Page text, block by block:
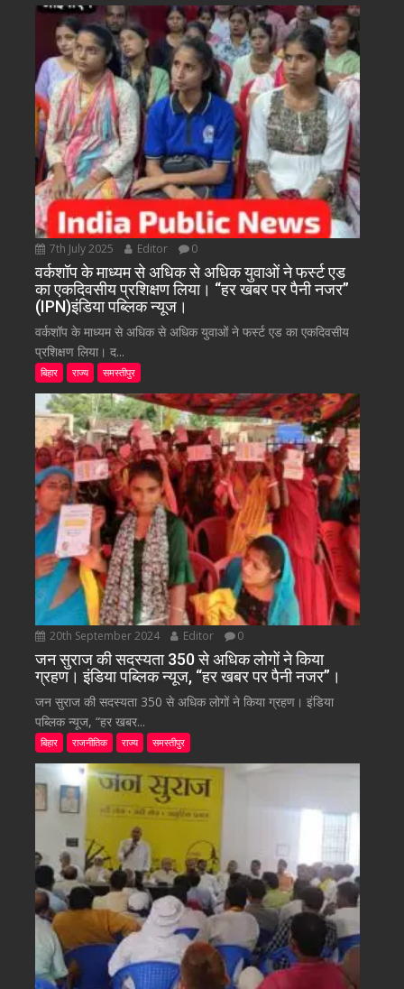
7th July 2025 Editor 0
वर्कशॉप के माध्यम से अधिक से अधिक युवाओं ने फर्स्ट एड
का एकदिवसीय प्रशिक्षण लिया। “हर खबर पर पैनी नजर”
(IPN)इंडिया पब्लिक न्यूज।
वर्कशॉप के माध्यम से अधिक से अधिक युवाओं ने फर्स्ट एड का एकदिवसीय
प्रशिक्षण लिया। द...
बिहार राज्य समस्तीपुर
20th September 2024 Editor 0
जन सुराज की सदस्यता 350 से अधिक लोगों ने किया
ग्रहण। इंडिया पब्लिक न्यूज, “हर खबर पर पैनी नजर”।
जन सुराज की सदस्यता 350 से अधिक लोगों ने किया ग्रहण। इंडिया
पब्लिक न्यूज, “हर खबर...
बिहार राजनीतिक राज्य समस्तीपुर